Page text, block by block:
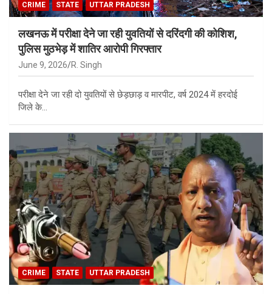
CRIME STATE UTTAR PRADESH
लखनऊ में परीक्षा देने जा रही युवतियों से दरिंदगी की कोशिश,
पुलिस मुठभेड़ में शातिर आरोपी गिरफ्तार
June 9, 2026 R. Singh
परीक्षा देने जा रही दो युवतियों से छेड़छाड़ व मारपीट, वर्ष 2024 में हरदोई
जिले के…
CRIME STATE UTTAR PRADESH